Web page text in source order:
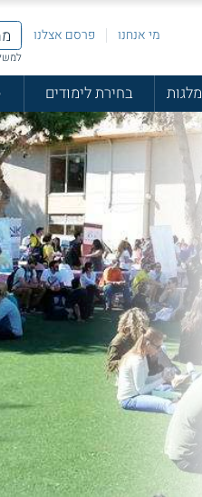
מי אנחנו פרסם אצלנו
מלגות בחירת לימודים